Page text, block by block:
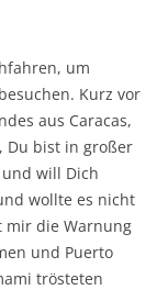
um
Kurz vor
aus Caracas,
Du bist in großer
will Dich
wollte es nicht
mir die Warnung
und Puerto
trösteten